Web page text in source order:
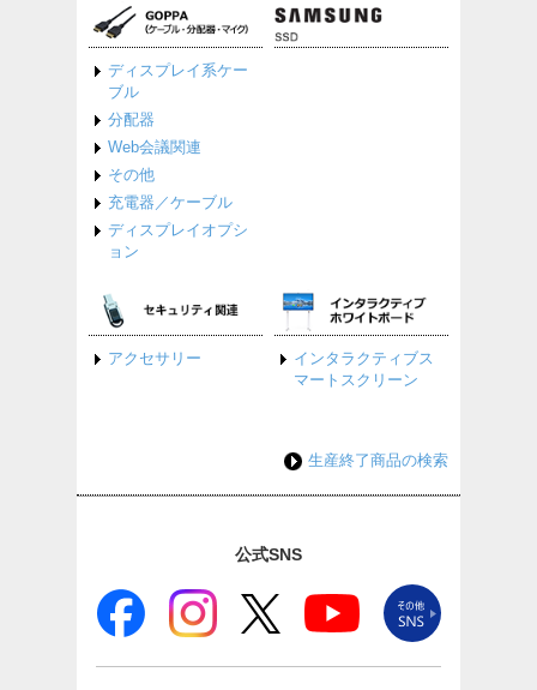
ディスプレイ系ケー
ブル
分配器
Web会議関連
その他
充電器／ケーブル
ディスプレイオプシ
ョン
アクセサリー
インタラクティブス
マートスクリーン
生産終了商品の検索
公式SNS